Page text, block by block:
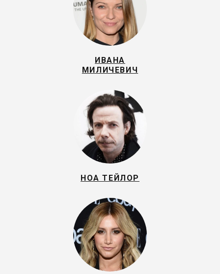
ИВАНА
МИЛИЧЕВИЧ
НОА ТЕЙЛОР